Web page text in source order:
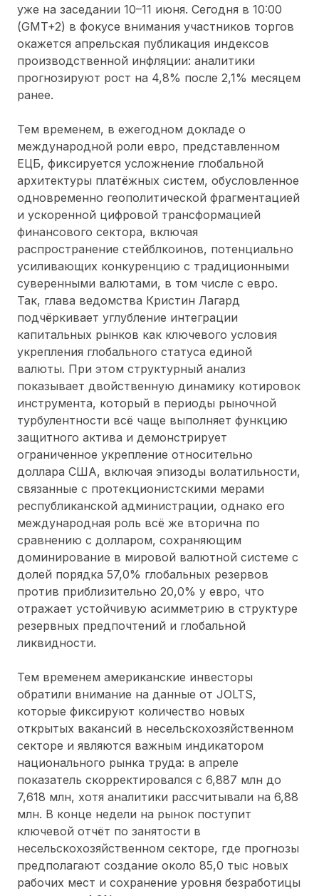
уже на заседании 10–11 июня. Сегодня в 10:00
(GMT+2) в фокусе внимания участников торгов
окажется апрельская публикация индексов
производственной инфляции: аналитики
прогнозируют рост на 4,8% после 2,1% месяцем
ранее.
Тем временем, в ежегодном докладе о
международной роли евро, представленном
ЕЦБ, фиксируется усложнение глобальной
архитектуры платёжных систем, обусловленное
одновременно геополитической фрагментацией
и ускоренной цифровой трансформацией
финансового сектора, включая
распространение стейблкоинов, потенциально
усиливающих конкуренцию с традиционными
суверенными валютами, в том числе с евро.
Так, глава ведомства Кристин Лагард
подчёркивает углубление интеграции
капитальных рынков как ключевого условия
укрепления глобального статуса единой
валюты. При этом структурный анализ
показывает двойственную динамику котировок
инструмента, который в периоды рыночной
турбулентности всё чаще выполняет функцию
защитного актива и демонстрирует
ограниченное укрепление относительно
доллара США, включая эпизоды волатильности,
связанные с протекционистскими мерами
республиканской администрации, однако его
международная роль всё же вторична по
сравнению с долларом, сохраняющим
доминирование в мировой валютной системе с
долей порядка 57,0% глобальных резервов
против приблизительно 20,0% у евро, что
отражает устойчивую асимметрию в структуре
резервных предпочтений и глобальной
ликвидности.
Тем временем американские инвесторы
обратили внимание на данные от JOLTS,
которые фиксируют количество новых
открытых вакансий в несельскохозяйственном
секторе и являются важным индикатором
национального рынка труда: в апреле
показатель скорректировался с 6,887 млн до
7,618 млн, хотя аналитики рассчитывали на 6,88
млн. В конце недели на рынок поступит
ключевой отчёт по занятости в
несельскохозяйственном секторе, где прогнозы
предполагают создание около 85,0 тыс новых
рабочих мест и сохранение уровня безработицы